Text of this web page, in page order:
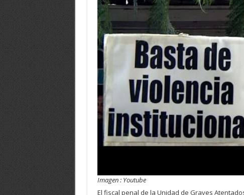
Imagen : Youtube
El fiscal penal de la Unidad de Graves